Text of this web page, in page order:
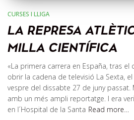
CURSES I LLIGA
LA REPRESA
MILLA CIENTÍFICA
«La primera carrera en España, tras el
obrir la cadena de televisió La Sexta,
vespre del dissabte 27 de juny passat.
amb un més ampli reportatge. I era
en l´Hospital de la Santa Read more…